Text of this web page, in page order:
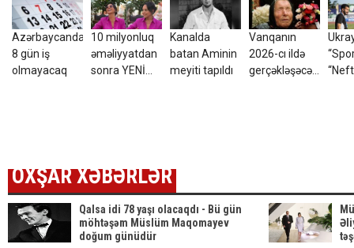
Azərbaycanda
8 gün iş
olmayacaq
10 milyonluq
əməliyyatdan
sonra YENİ
Kanalda
batan Aminin
meyiti tapıldı
Vanqanın
2026-cı ildə
gerçəkləşəcəyi
OXŞAR XƏBƏRLƏR
Qalsa idi 78 yaşı olacaqdı - Bü gün
möhtəşəm Müslüm Maqomayev
doğum günüdür